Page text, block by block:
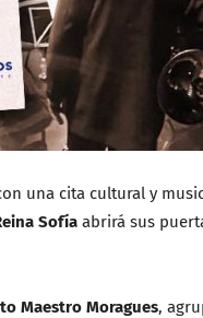
una cita cultural y
Sofía abrirá sus
Maestro Moragues,